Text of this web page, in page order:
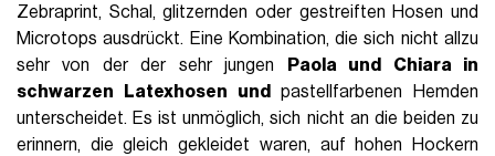
Zebraprint, Schal, glitzernden oder gestreiften Hosen und
Microtops ausdrückt. Eine Kombination, die sich nicht allzu
sehr von der der sehr jungen
Paola und Chiara in
schwarzen Latexhosen und
pastellfarbenen Hemden
unterscheidet. Es ist unmöglich, sich nicht an die beiden zu
erinnern, die gleich gekleidet waren, auf hohen Hockern